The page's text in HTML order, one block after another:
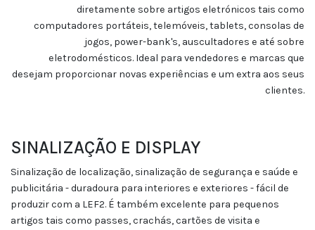
diretamente sobre artigos eletrónicos tais como
computadores portáteis, telemóveis, tablets, consolas de
jogos, power-bank's, auscultadores e até sobre
eletrodomésticos. Ideal para vendedores e marcas que
desejam proporcionar novas experiências e um extra aos seus
clientes.
SINALIZAÇÃO E DISPLAY
Sinalização de localização, sinalização de segurança e saúde e
publicitária - duradoura para interiores e exteriores - fácil de
produzir com a LEF2. É também excelente para pequenos
artigos tais como passes, crachás, cartões de visita e